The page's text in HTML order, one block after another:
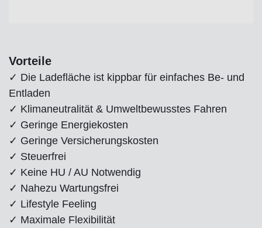
Vorteile
✓ Die Ladefläche ist kippbar für einfaches Be- und
Entladen
✓ Klimaneutralität & Umweltbewusstes Fahren
✓ Geringe Energiekosten
✓ Geringe Versicherungskosten
✓ Steuerfrei
✓ Keine HU / AU Notwendig
✓ Nahezu Wartungsfrei
✓ Lifestyle Feeling
✓ Maximale Flexibilität